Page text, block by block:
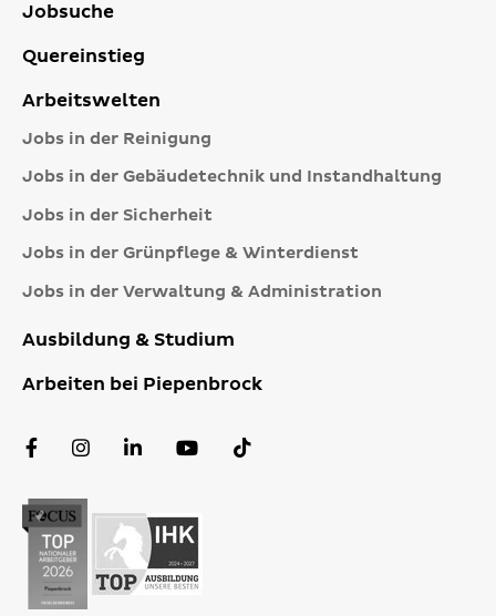
Jobsuche
Quereinstieg
Arbeitswelten
Jobs in der Reinigung
Jobs in der Gebäudetechnik und Instandhaltung
Jobs in der Sicherheit
Jobs in der Grünpflege & Winterdienst
Jobs in der Verwaltung & Administration
Ausbildung & Studium
Arbeiten bei Piepenbrock
FacebookInstagram
LinkedInYouTube